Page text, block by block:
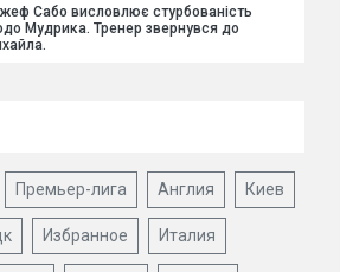
Сабо висловлює стурбованість
Мудрика. Тренер звернувся до
Премьер-лига Англия Киев
Избранное Италия